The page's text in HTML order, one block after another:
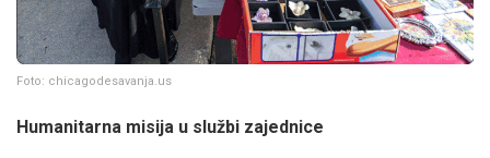
Foto: chicagodesavanja.us
Humanitarna misija u službi zajednice